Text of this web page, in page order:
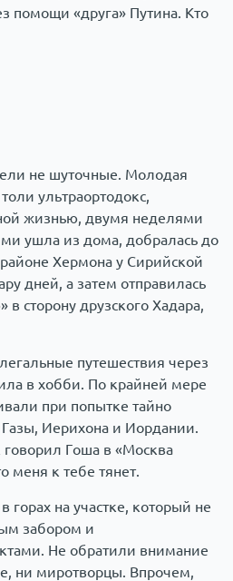
помощи «друга» Путина. Кто
не шуточные. Молодая
ультраортодокс,
жизнью, двумя неделями
ушла из дома, добралась до
Хермона у Сирийской
дней, а затем отправилась
сторону друзского Хадара,
путешествия через
в хобби. По крайней мере
при попытке тайно
Газы, Иерихона и Иордании.
говорил Гоша в «Москва
меня к тебе тянет.
горах на участке, который не
забором и
Не обратили внимание
ни миротворцы. Впрочем,